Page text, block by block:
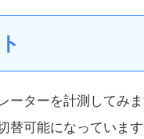
ーターを計測してみ
替可能になっていま